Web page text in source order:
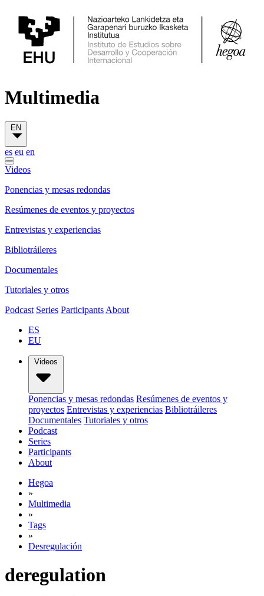
Multimedia
EN
es eu en
Videos
Ponencias y mesas redondas
Resúmenes de eventos y proyectos
Entrevistas y experiencias
Bibliotráileres
Documentales
Tutoriales y otros
Podcast Series Participants About
ES
EU
Videos
Ponencias y mesas redondas Resúmenes de eventos y
proyectos Entrevistas y experiencias Bibliotráileres
Documentales Tutoriales y otros
Podcast
Series
Participants
About
Hegoa
»
Multimedia
»
Tags
»
Desregulación
deregulation